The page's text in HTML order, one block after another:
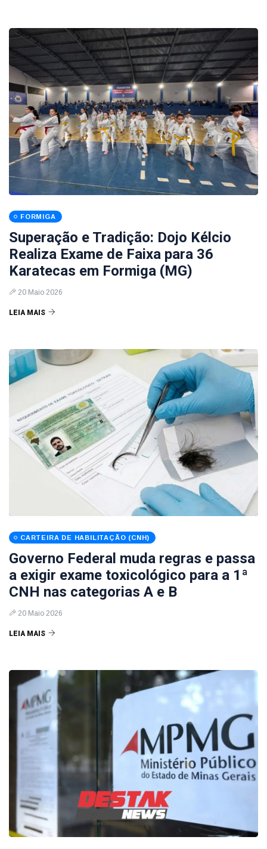
FORMIGA
Superação e Tradição: Dojo Kélcio
Realiza Exame de Faixa para 36
Karatecas em Formiga (MG)
20 Maio 2026
LEIA MAIS
CARTEIRA DE HABILITAÇÃO (CNH)
Governo Federal muda regras e passa
a exigir exame toxicológico para a 1ª
CNH nas categorias A e B
20 Maio 2026
LEIA MAIS